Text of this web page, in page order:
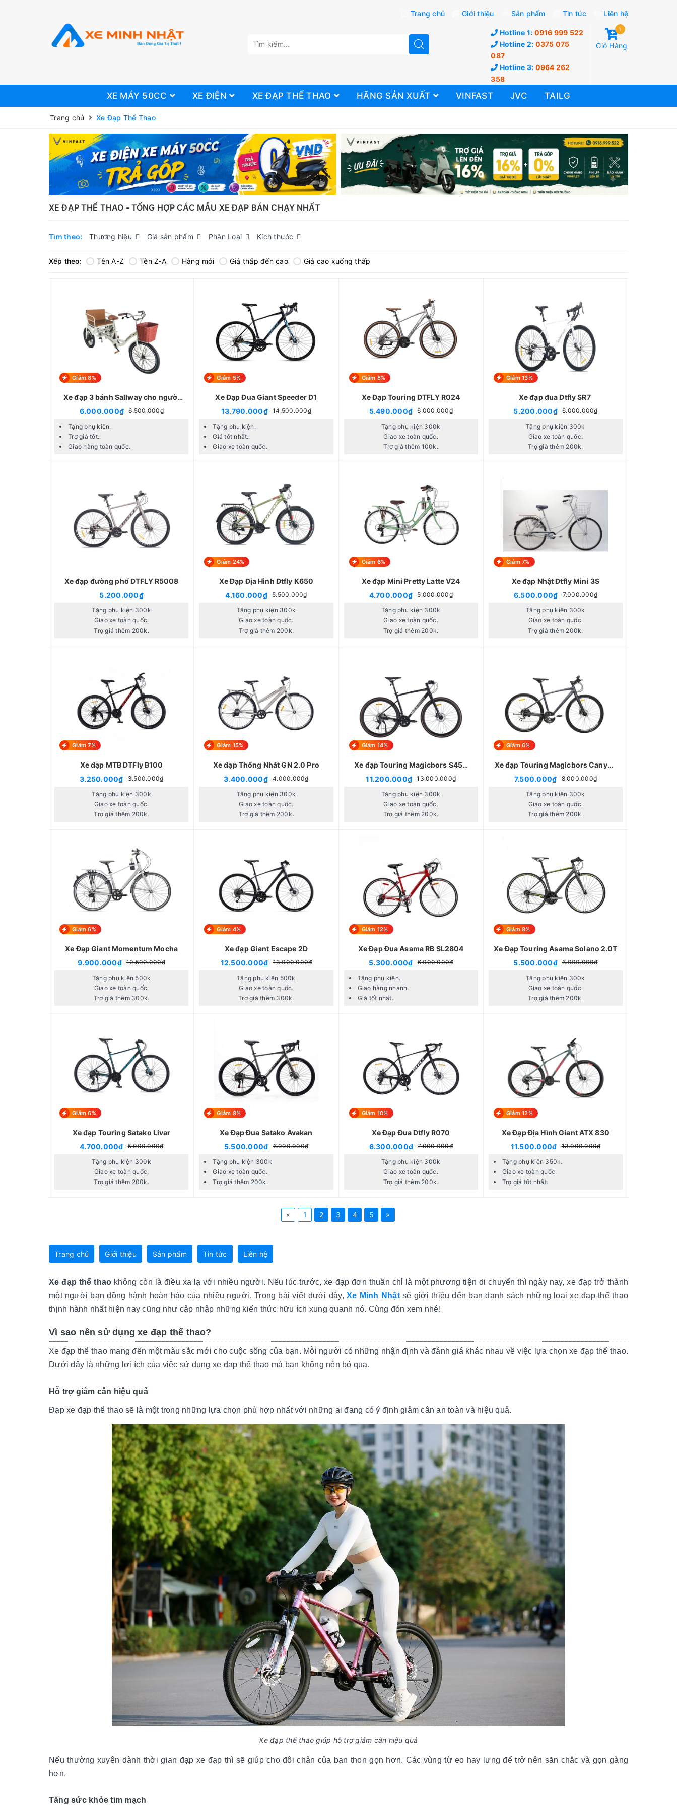
Trang chủ Giới thiệu Sản phẩm Tin tức Liên hệ
Hotline 1: 0916 999 522
Hotline 2: 0375 075
087
Hotline 3: 0964 262
358
1
Giỏ Hàng
XE MÁY 50CC XE ĐIỆN XE ĐẠP THỂ THAO HÃNG SẢN XUẤT VINFAST JVC TAILG
Trang chủ Xe Đạp Thể Thao
XE ĐẠP THỂ THAO - TỔNG HỢP CÁC MẪU XE ĐẠP BÁN CHẠY NHẤT
Tìm theo: Thương hiệu Giá sản phẩm Phân Loại Kích thước
Xếp theo: Tên A-Z Tên Z-A Hàng mới Giá thấp đến cao Giá cao xuống thấp
Giảm 8%
Xe đạp 3 bánh Sallway cho người
6.000.000₫ 6.500.000₫
Tặng phụ kiện.
Trợ giá tốt.
Giao hàng toàn quốc.
Giảm 5%
Xe Đạp Đua Giant Speeder D1
13.790.000₫
14.500.000₫
Tặng phụ kiện.
Giá tốt nhất.
Giao xe toàn quốc.
Giảm 8%
Xe Đạp Touring DTFLY R024
5.490.000₫
6.000.000₫
Tặng phụ kiện 300k
Giao xe toàn quốc.
Trợ giá thêm 100k.
Giảm 13%
Xe đạp đua Dtfly SR7
5.200.000₫
6.000.000₫
Tặng phụ kiện 300k
Giao xe toàn quốc.
Trợ giá thêm 200k.
Xe đạp đường phố DTFLY R5008
5.200.000₫
Tặng phụ kiện 300k
Giao xe toàn quốc.
Trợ giá thêm 200k.
Giảm 24%
Xe Đạp Địa Hình Dtfly K650
4.160.000₫
5.500.000₫
Tặng phụ kiện 300k
Giao xe toàn quốc.
Trợ giá thêm 200k.
Giảm 6%
Xe đạp Mini Pretty Latte V24
4.700.000₫
5.000.000₫
Tặng phụ kiện 300k
Giao xe toàn quốc.
Trợ giá thêm 200k.
Giảm 7%
Xe đạp Nhật Dtfly Mini 3S
6.500.000₫
7.000.000₫
Tặng phụ kiện 300k
Giao xe toàn quốc.
Trợ giá thêm 200k.
Giảm 7%
Xe đạp MTB DTFly B100
3.250.000₫
3.500.000₫
Tặng phụ kiện 300k
Giao xe toàn quốc.
Trợ giá thêm 200k.
Giảm 15%
Xe đạp Thống Nhất GN 2.0 Pro
3.400.000₫
4.000.000₫
Tặng phụ kiện 300k
Giao xe toàn quốc.
Trợ giá thêm 200k.
Giảm 14%
Xe đạp Touring Magicbors S450
11.200.000₫ 13.000.000₫
Tặng phụ kiện 300k
Giao xe toàn quốc.
Trợ giá thêm 200k.
Giảm 6%
Xe đạp Touring Magicbors Canyon
7.500.000₫ 8.000.000₫
Tặng phụ kiện 300k
Giao xe toàn quốc.
Trợ giá thêm 200k.
Giảm 6%
Xe Đạp Giant Momentum Mocha
9.900.000₫
10.500.000₫
Tặng phụ kiện 500k
Giao xe toàn quốc.
Trợ giá thêm 300k.
Giảm 4%
Xe đạp Giant Escape 2D
12.500.000₫
13.000.000₫
Tặng phụ kiện 500k
Giao xe toàn quốc.
Trợ giá thêm 300k.
Giảm 12%
Xe Đạp Đua Asama RB SL2804
5.300.000₫
6.000.000₫
Tặng phụ kiện.
Giao hàng nhanh.
Giá tốt nhất.
Giảm 8%
Xe Đạp Touring Asama Solano 2.0T
5.500.000₫
6.000.000₫
Tặng phụ kiện 300k
Giao xe toàn quốc.
Trợ giá thêm 200k.
Giảm 6%
Xe đạp Touring Satako Livar
4.700.000₫
5.000.000₫
Tặng phụ kiện 300k
Giao xe toàn quốc.
Trợ giá thêm 200k.
Giảm 8%
Xe Đạp Đua Satako Avakan
5.500.000₫
6.000.000₫
Tặng phụ kiện 300k
Giao xe toàn quốc.
Trợ giá thêm 200k.
Giảm 10%
Xe Đạp Đua Dtfly R070
6.300.000₫
7.000.000₫
Tặng phụ kiện 300k
Giao xe toàn quốc.
Trợ giá thêm 200k.
Giảm 12%
Xe Đạp Địa Hình Giant ATX 830
11.500.000₫
13.000.000₫
Tặng phụ kiện 350k.
Giao xe toàn quốc.
Trợ giá tốt nhất.
« 1 2 3 4 5 »
Trang chủ Giới thiệu Sản phẩm Tin tức Liên hệ
Xe đạp thể thao không còn là điều xa lạ với nhiều người. Nếu lúc trước, xe đạp đơn thuần chỉ là một phương tiện di chuyển thì ngày nay, xe đạp trở thành
một người bạn đồng hành hoàn hảo của nhiều người. Trong bài viết dưới đây, Xe Minh Nhậtsẽ giới thiệu đến bạn danh sách những loại xe đạp thể thao
thịnh hành nhất hiện nay cũng như cập nhập những kiến thức hữu ích xung quanh nó. Cùng đón xem nhé!
Vì sao nên sử dụng xe đạp thể thao?
Xe đạp thể thao mang đến một màu sắc mới cho cuộc sống của bạn. Mỗi người có những nhận định và đánh giá khác nhau về việc lựa chọn xe đạp thể thao.
Dưới đây là những lợi ích của việc sử dụng xe đạp thể thao mà bạn không nên bỏ qua.
Hỗ trợ giảm cân hiệu quả
Đạp xe đạp thể thao sẽ là một trong những lựa chọn phù hợp nhất với những ai đang có ý định giảm cân an toàn và hiệu quả.
Xe đạp thể thao giúp hỗ trợ giảm cân hiệu quả
Nếu thường xuyên dành thời gian đạp xe đạp thì sẽ giúp cho đôi chân của bạn thon gọn hơn. Các vùng từ eo hay lưng để trở nên săn chắc và gọn gàng
hơn.
Tăng sức khỏe tim mạch